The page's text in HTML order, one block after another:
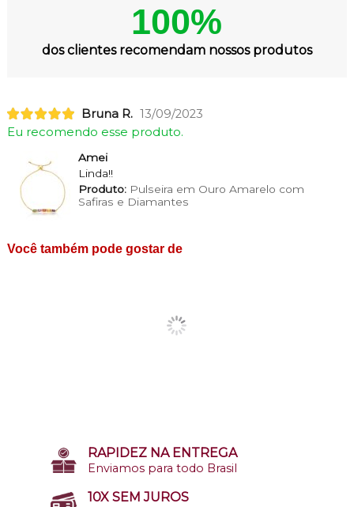
100%
dos clientes recomendam nossos produtos
Bruna R. 13/09/2023
Eu recomendo esse produto.
Amei
Linda!!
Produto:Pulseira em Ouro Amarelo com
Safiras e Diamantes
Você também pode gostar de
RAPIDEZ NA ENTREGA
Enviamos para todo Brasil
10X SEM JUROS